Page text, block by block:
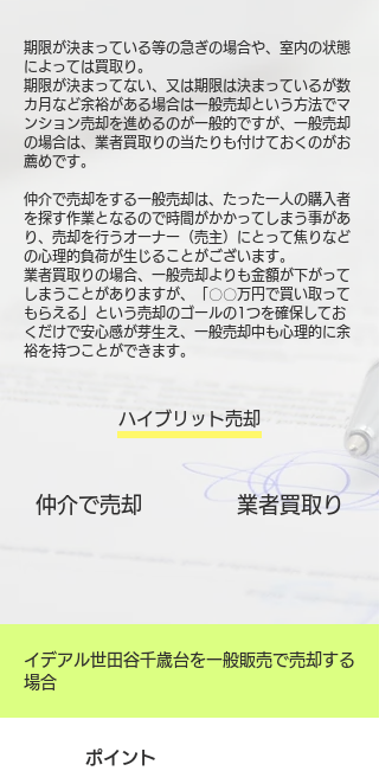
期限が決まっている等の急ぎの場合や、室内の状態
によっては買取り。
期限が決まってない、又は期限は決まっているが数
カ月など余裕がある場合は一般売却という方法でマ
ンション売却を進めるのが一般的ですが、一般売却
の場合は、業者買取りの当たりも付けておくのがお
薦めです。
仲介で売却をする一般売却は、たった一人の購入者
を探す作業となるので時間がかかってしまう事があ
り、売却を行うオーナー（売主）にとって焦りなど
の心理的負荷が生じることがございます。
業者買取りの場合、一般売却よりも金額が下がって
しまうことがありますが、「〇〇万円で買い取って
もらえる」という売却のゴールの1つを確保してお
くだけで安心感が芽生え、一般売却中も心理的に余
裕を持つことができます。
ハイブリット売却
仲介で売却 ​業者買取り
イデアル世田谷千歳台を一般販売で売却する
場合
ポイント